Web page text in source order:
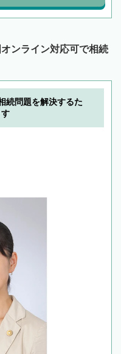
ンライン対応可で相続
続問題を解決するた